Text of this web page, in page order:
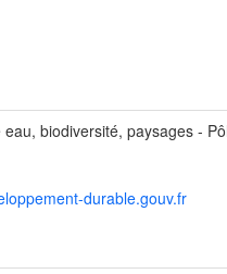
biodiversité, paysages -
durable.gouv.fr